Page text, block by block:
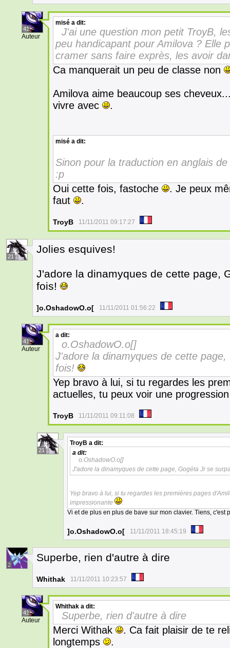
41
Auteur
misé a dit:
J'ai une question mon petit TroyB,
peu handicapant pour Amilova ? Elle
cramer sans faire exprès, les avoir
Ca manquerait un peu de classe non
Amilova aime beaucoup ses
vivre avec
.
misé a dit:
Sinon pour la traduction en anglais
:p
Oui cette fois, fastoche
. Je peux
faut
.
TroyB 11/11/2011 09:17:27
21
Jolies esquives!
J'adore la dinamyques de cette page,
fois!
]o.OshadowO.o[ 11/11/2011 01:56:22
41
Auteur
a dit:
o.OshadowO.o[]
J'adore la dinamyques de cette
fois!
Yep bravo à lui, si tu regardes les
actuelles, tu peux voir une
TroyB 11/11/2011 09:11:08
21
TroyB a dit:
a dit:
o.OshadowO.o[]
J'adore la dinamyques de cette page, Gogéta Jr se
Yep bravo à lui, si tu regardes les premières pages
impressionante
.
Vi et de plus en plus de bave sur mon clavier. Tiens, c'est
]o.OshadowO.o[ 11/11/2011 18:45:19
2
Superbe, rien d'autre à dire
Whithak 11/11/2011 10:23:57
41
Auteur
Whithak a dit:
Superbe, rien d'autre à dire
Merci Withak
. Ca fait plaisir de te
longtemps
.